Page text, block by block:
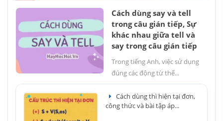
Cách dùng say và tell
trong câu gián tiếp, Sự
khác nhau giữa tell và
say trong câu gián tiếp
Trong tiếng Anh, việc sử dụng
đúng các động từ thể...
Cách dùng thì hiện tại đơn,
công thức và bài tập áp...